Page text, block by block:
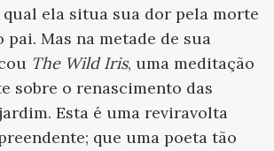
ela situa sua dor pela morte
Mas na metade de sua
The Wild Iris, uma meditação
sobre o renascimento das
Esta é uma reviravolta
que uma poeta tão